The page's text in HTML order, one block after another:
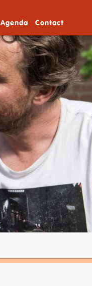
Agenda Contact